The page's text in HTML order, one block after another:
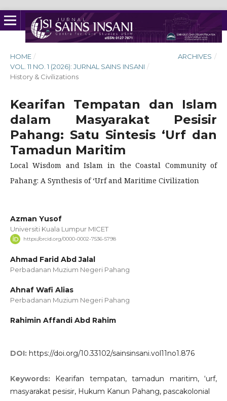
HOME / ARCHIVES /
VOL. 11 NO. 1 (2026): JURNAL SAINS INSANI /
History & Civilizations
Kearifan Tempatan dan Islam
dalam Masyarakat Pesisir
Pahang: Satu Sintesis ‘Urf dan
Tamadun Maritim
Local Wisdom and Islam in the Coastal Community of
Pahang: A Synthesis of ‘Urf and Maritime Civilization
Azman Yusof
Universiti Kuala Lumpur MICET
https://orcid.org/0000-0002-7536-5798
Ahmad Farid Abd Jalal
Perbadanan Muzium Negeri Pahang
Ahnaf Wafi Alias
Perbadanan Muzium Negeri Pahang
Rahimin Affandi Abd Rahim
DOI: https://doi.org/10.33102/sainsinsani.vol11no1.876
Keywords:
Kearifan tempatan, tamadun maritim, ‘urf,
masyarakat pesisir, Hukum Kanun Pahang, pascakolonial